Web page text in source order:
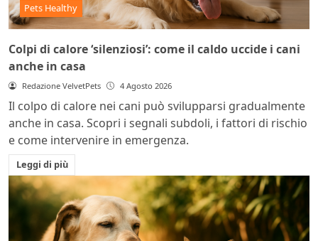
Pets Healthy
Colpi di calore ‘silenziosi’: come il caldo uccide i cani
anche in casa
Redazione VelvetPets 4 Agosto 2026
Il colpo di calore nei cani può svilupparsi gradualmente
anche in casa. Scopri i segnali subdoli, i fattori di rischio
e come intervenire in emergenza.
Leggi di più